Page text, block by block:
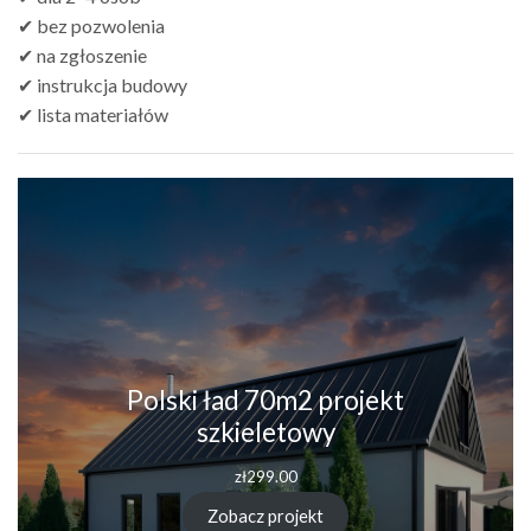
✔ bez pozwolenia
✔ na zgłoszenie
✔ instrukcja budowy
✔ lista materiałów
Polski ład 70m2 projekt
szkieletowy
zł299.00
Zobacz projekt